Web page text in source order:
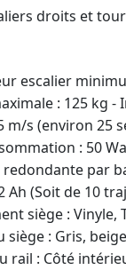
droits et
escalier
: 125 kg -
m/s (environ 25
: 50
par
Ah (Soit de 10
siège : Vinyle,
siège : Gris,
rail : Côté